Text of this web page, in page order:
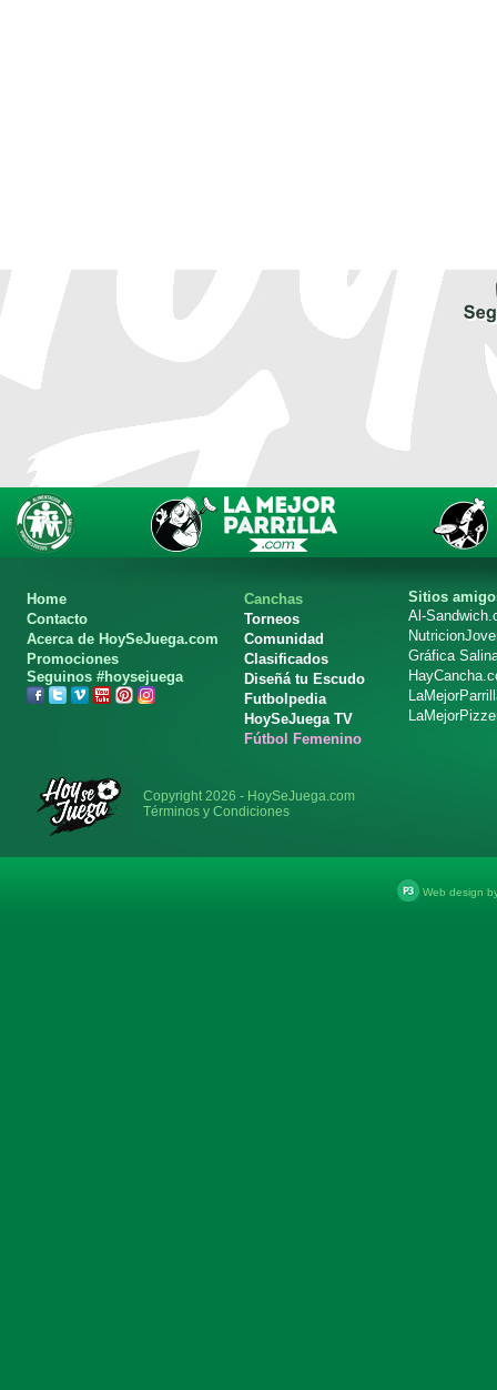
Home
Contacto
Acerca de HoySeJuega.com
Promociones
Seguinos #hoysejuega
Canchas
Torneos
Comunidad
Clasificados
Diseñá tu Escudo
Futbolpedia
HoySeJuega TV
Fútbol Femenino
Sitios
Al-
Gráfica
Copyright 2026 - HoySeJuega.com
Términos y Condiciones
Web design